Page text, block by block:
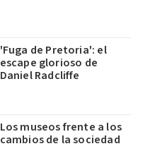
'Fuga de Pretoria': el
escape glorioso de
Daniel Radcliffe
Los museos frente a los
cambios de la sociedad